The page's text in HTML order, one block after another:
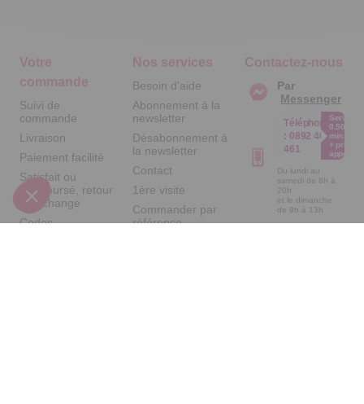
Votre
commande
Suivi de
commande
Livraison
Paiement facilité
Satisfait ou
remboursé, retour
ou échange
Codes
Nos services
Besoin d'aide
Abonnement à la
newsletter
Désabonnement à
la newsletter
Contact
1ère visite
Commander par
référence
Contactez-nous
Par
Messenger
Téléphone
: 0892 461
461
Service
0.50€ /
min
+ prix
appel
Du lundi au
samedi de 8h à
20h
et le dimanche
de 9h à 13h